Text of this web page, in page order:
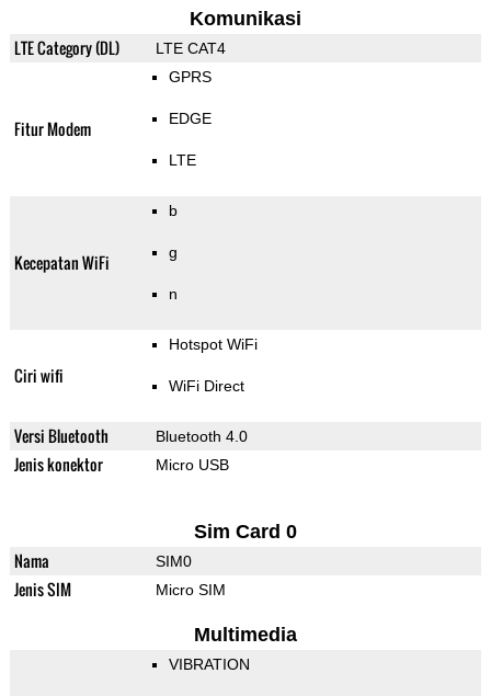
Komunikasi
LTE Category (DL) LTE CAT4
Fitur Modem
GPRS
EDGE
LTE
Kecepatan WiFi
b
g
n
Ciri wifi
Hotspot WiFi
WiFi Direct
Versi Bluetooth Bluetooth 4.0
Jenis konektor Micro USB
Sim Card 0
Nama SIM0
Jenis SIM Micro SIM
Multimedia
VIBRATION